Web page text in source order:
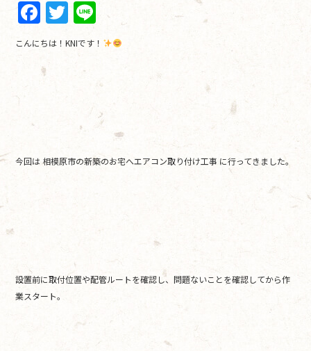
F
a
c
e
k
T
w
itt
er
Li
n
e
こんにちは！KNIです！
今回は 相模原市の新築のお宅へエアコン取り付け工事 に行ってきました。
設置前に取付位置や配管ルートを確認し、問題ないことを確認してから作
業スタート。